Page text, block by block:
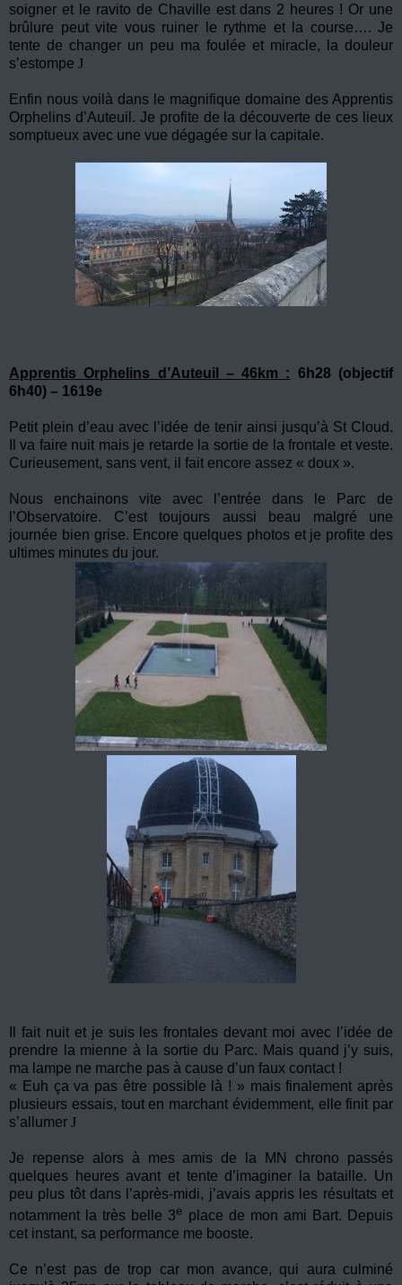
soigner et le ravito de Chaville est dans 2 heures ! Or une
brûlure peut vite vous ruiner le rythme et la course…. Je
tente de changer un peu ma foulée et miracle, la douleur
s’estompe J
Enfin nous voilà dans le magnifique domaine des Apprentis
Orphelins d’Auteuil. Je profite de la découverte de ces lieux
somptueux avec une vue dégagée sur la capitale.
Apprentis Orphelins d’Auteuil – 46km : 6h28 (objectif
6h40) – 1619e
Petit plein d’eau avec l’idée de tenir ainsi jusqu’à St Cloud.
Il va faire nuit mais je retarde la sortie de la frontale et veste.
Curieusement, sans vent, il fait encore assez « doux ».
Nous enchainons vite avec l’entrée dans le Parc de
l’Observatoire. C’est toujours aussi beau malgré une
journée bien grise. Encore quelques photos et je profite des
ultimes minutes du jour.
Il fait nuit et je suis les frontales devant moi avec l’idée de
prendre la mienne à la sortie du Parc. Mais quand j’y suis,
ma lampe ne marche pas à cause d’un faux contact !
« Euh ça va pas être possible là ! » mais finalement après
plusieurs essais, tout en marchant évidemment, elle finit par
s’allumer J
Je repense alors à mes amis de la MN chrono passés
quelques heures avant et tente d’imaginer la bataille. Un
peu plus tôt dans l’après-midi, j’avais appris les résultats et
notamment la très belle 3e place de mon ami Bart. Depuis
cet instant, sa performance me booste.
Ce n’est pas de trop car mon avance, qui aura culminé